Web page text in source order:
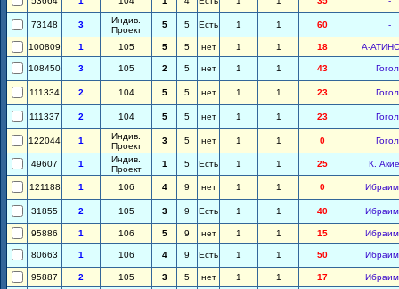
73148 3
Индив.
Проект
5 5 Есть 1 1 60 -
100809 1 105 5 5 нет 1 1 18 А-
108450 3 105 2 5 нет 1 1 43
111334 2 104 5 5 нет 1 1 23
111337 2 104 5 5 нет 1 1 23
122044 1
Индив.
Проект
3 5 нет 1 1 0
49607 1
Индив.
Проект
1 5 Есть 1 1 25 К.
121188 1 106 4 9 нет 1 1 0
31855 2 105 3 9 Есть 1 1 40
95886 1 106 5 9 нет 1 1 15
80663 1 106 4 9 Есть 1 1 50
95887 2 105 3 5 нет 1 1 17